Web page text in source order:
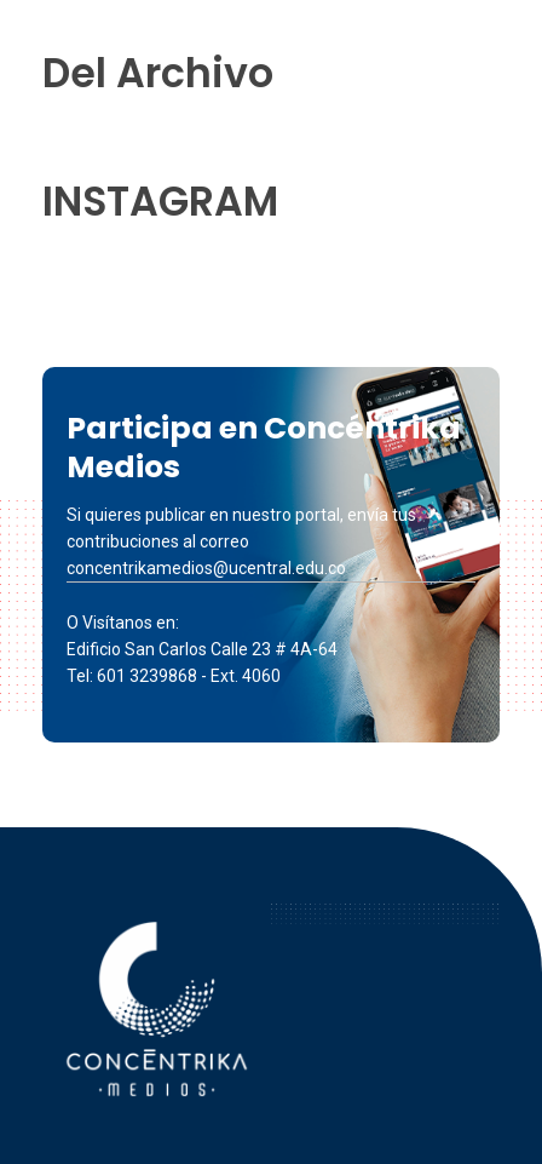
Del Archivo
INSTAGRAM
Participa en Concéntrika
Medios
Si quieres publicar en nuestro portal, envía tus
contribuciones al correo
concentrikamedios@ucentral.edu.co
O Visítanos en:
Edificio San Carlos Calle 23 # 4A-64
Tel: 601 3239868 - Ext. 4060